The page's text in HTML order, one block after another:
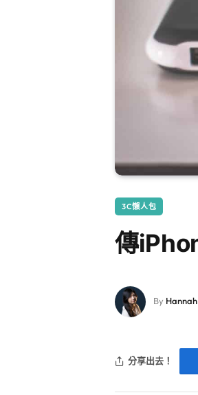
3C懶人包
傳
By Hannah
分享出去！